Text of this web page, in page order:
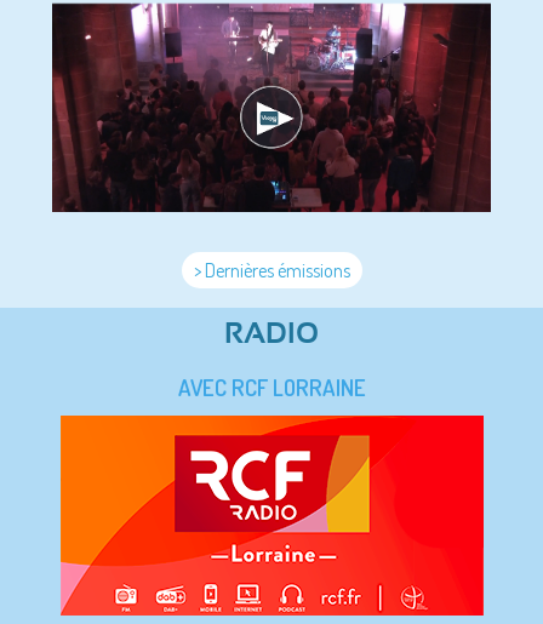
> Dernières émissions
RADIO
AVEC RCF LORRAINE